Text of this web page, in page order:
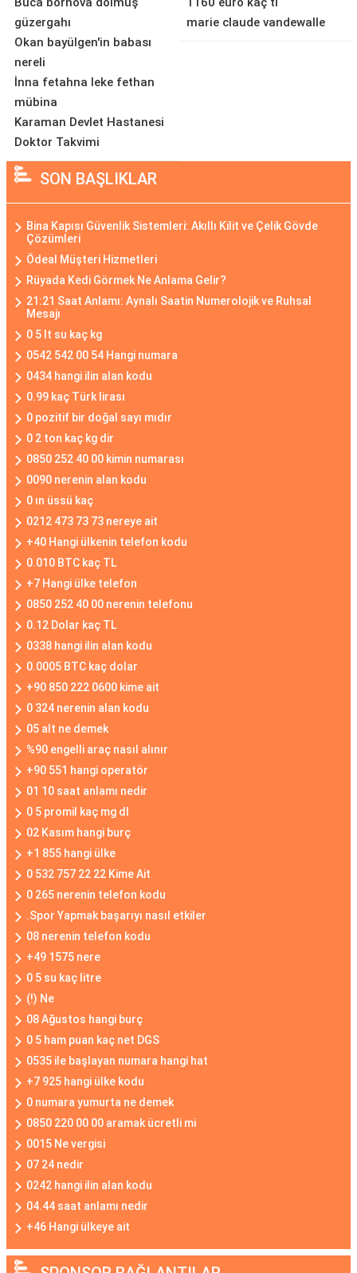
güzergahı
Okan bayülgen'in babası
nereli
İnna fetahna leke fethan
mübina
Karaman Devlet Hastanesi
Doktor Takvimi
marie claude vandewalle
SON BAŞLIKLAR
Bina Kapısı Güvenlik Sistemleri: Akıllı Kilit ve Çelik Gövde
Çözümleri
Ödeal Müşteri Hizmetleri
Rüyada Kedi Görmek Ne Anlama Gelir?
21:21 Saat Anlamı: Aynalı Saatin Numerolojik ve Ruhsal
Mesajı
0 5 lt su kaç kg
0542 542 00 54 Hangi numara
0434 hangi ilin alan kodu
0.99 kaç Türk lirası
0 pozitif bir doğal sayı mıdır
0 2 ton kaç kg dir
0850 252 40 00 kimin numarası
0090 nerenin alan kodu
0 ın üssü kaç
0212 473 73 73 nereye ait
+40 Hangi ülkenin telefon kodu
0.010 BTC kaç TL
+7 Hangi ülke telefon
0850 252 40 00 nerenin telefonu
0.12 Dolar kaç TL
0338 hangi ilin alan kodu
0.0005 BTC kaç dolar
+90 850 222 0600 kime ait
0 324 nerenin alan kodu
05 alt ne demek
%90 engelli araç nasıl alınır
+90 551 hangi operatör
01 10 saat anlamı nedir
0 5 promil kaç mg dl
02 Kasım hangi burç
+1 855 hangi ülke
0 532 757 22 22 Kime Ait
0 265 nerenin telefon kodu
.Spor Yapmak başarıyı nasıl etkiler
08 nerenin telefon kodu
+49 1575 nere
0 5 su kaç litre
(!) Ne
08 Ağustos hangi burç
0 5 ham puan kaç net DGS
0535 ile başlayan numara hangi hat
+7 925 hangi ülke kodu
0 numara yumurta ne demek
0850 220 00 00 aramak ücretli mi
0015 Ne vergisi
07 24 nedir
0242 hangi ilin alan kodu
04.44 saat anlamı nedir
+46 Hangi ülkeye ait